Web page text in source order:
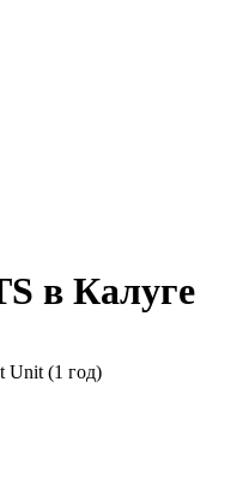
в Калуге
Unit (1 год)